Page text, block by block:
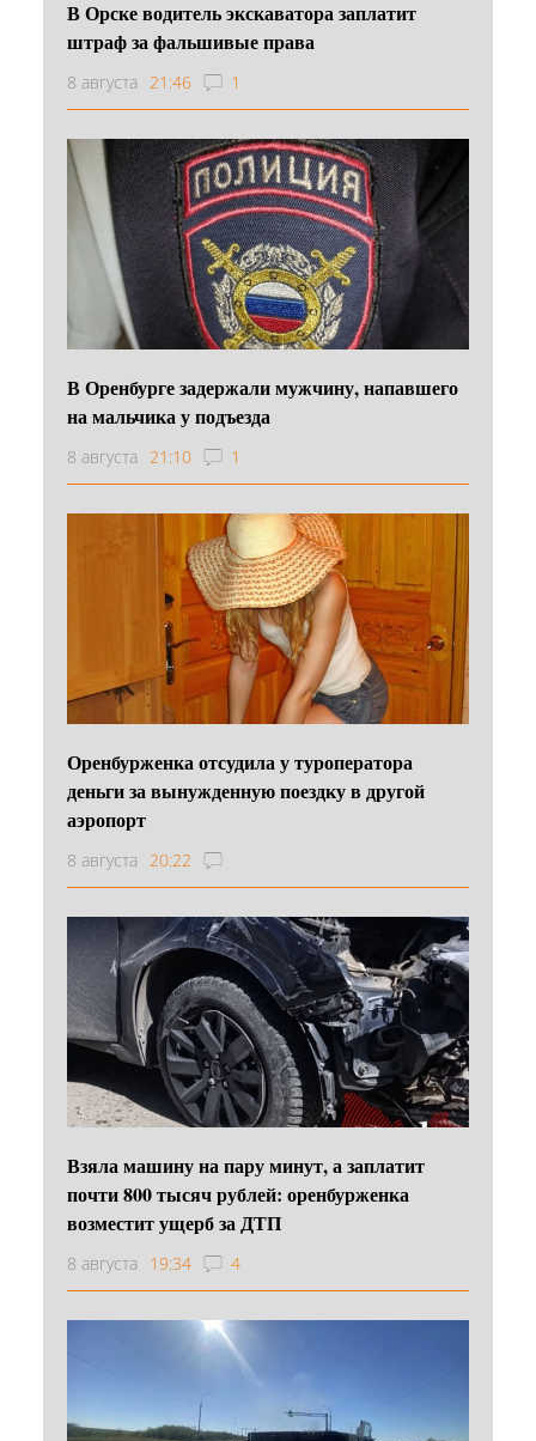
В Орске водитель экскаватора заплатит
штраф за фальшивые права
8 августа 21:46 1
В Оренбурге задержали мужчину, напавшего
на мальчика у подъезда
8 августа 21:10 1
Оренбурженка отсудила у туроператора
деньги за вынужденную поездку в другой
аэропорт
8 августа 20:22
Взяла машину на пару минут, а заплатит
почти 800 тысяч рублей: оренбурженка
возместит ущерб за ДТП
8 августа 19:34 4